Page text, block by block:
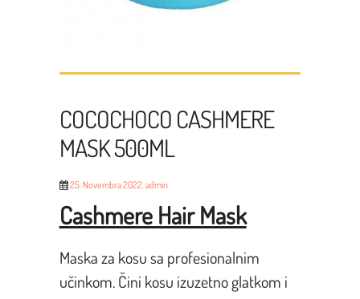
COCOCHOCO CASHMERE
MASK 500ML
25. Novembra 2022.admin
Cashmere Hair Mask
Maska za kosu sa profesionalnim
učinkom. Čini kosu izuzetno glatkom i